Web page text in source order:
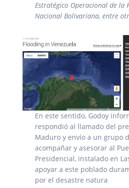
Estratégico Operacional de la
Nacional Bolivariana, entre
En este sentido, Godoy
respondió al llamado del
Maduro y envío a un grupo
acompañar y asesorar al
Presidencial, instalado en
apoyar a este poblado
por el desastre natura